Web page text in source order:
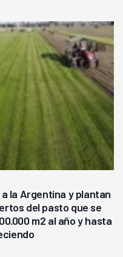
la Argentina y plantan
del pasto que se
m2 al año y hasta